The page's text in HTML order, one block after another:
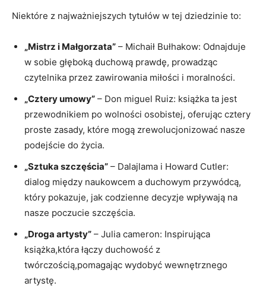
Niektóre z najważniejszych tytułów w tej dziedzinie to:
„Mistrz i Małgorzata” – Michaił Bułhakow: Odnajduje
w sobie głęboką duchową prawdę, prowadząc
czytelnika przez zawirowania miłości i moralności.
„Cztery umowy” – Don miguel Ruiz: książka ta jest
przewodnikiem po wolności osobistej, oferując cztery
proste zasady, które mogą zrewolucjonizować nasze
podejście do życia.
„Sztuka szczęścia” – Dalajlama i Howard Cutler:
dialog między naukowcem a duchowym przywódcą,
który pokazuje, jak codzienne decyzje wpływają na
nasze poczucie szczęścia.
„Droga artysty” – Julia cameron: Inspirująca
książka,która łączy duchowość z
twórczością,pomagając wydobyć wewnętrznego
artystę.